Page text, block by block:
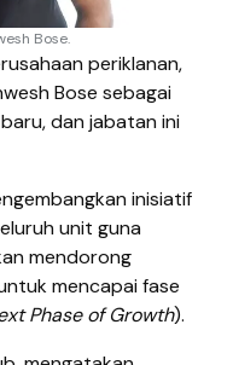
Bose.
periklanan,
Bose sebagai
dan jabatan ini
inisiatif
unit guna
mendorong
mencapai fase
Phase of Growth).